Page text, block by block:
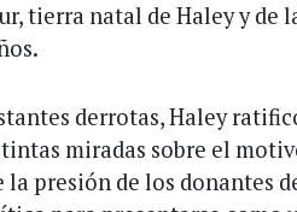
tierra natal de Haley y de
derrotas, Haley
miradas sobre el
la presión de los donantes